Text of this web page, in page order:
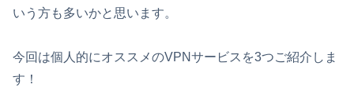
いう方も多いかと思います。
今回は個人的にオススメのVPNサービスを3つご紹介しま
す！